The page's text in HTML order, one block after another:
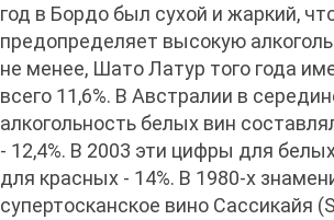
год в Бордо был сухой и жаркий,
предопределяет высокую
не менее, Шато Латур того года
всего 11,6%. В Австралии в
алкогольность белых вин
- 12,4%. В 2003 эти цифры для
для красных - 14%. В 1980-х
супертосканское вино Сассикайя